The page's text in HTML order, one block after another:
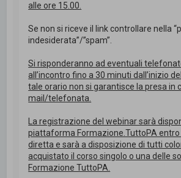
alle ore 15.00.
Se non si riceve il link controllare nella
indesiderata”/”spam”.
Si risponderanno ad eventuali
all’incontro fino a 30 minuti dall’inizio
tale orario non si garantisce la presa in
mail/telefonata.
La registrazione del webinar sarà
piattaforma Formazione.TuttoPA entro
diretta e sarà a disposizione di tutti
acquistato il corso singolo o una delle
Formazione TuttoPA.